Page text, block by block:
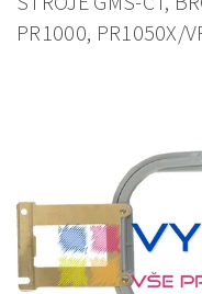
PR1000, PR1050X/